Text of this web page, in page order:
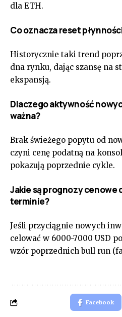
dla ETH.
Co oznacza reset
Historycznie taki trend
dna rynku, dając szansę na
ekspansją.
Dlaczego aktywność
ważna?
Brak świeżego popytu od
czyni cenę podatną na
pokazują poprzednie cykle.
Jakie są prognozy cenowe
terminie?
Jeśli przyciągnie nowych
celować w 6000-7000 USD
wzór poprzednich bull run
Facebook